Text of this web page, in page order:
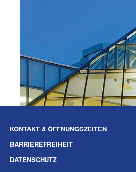
KONTAKT & ÖFFNUNGSZEITEN
BARRIEREFREIHEIT
DATENSCHUTZ